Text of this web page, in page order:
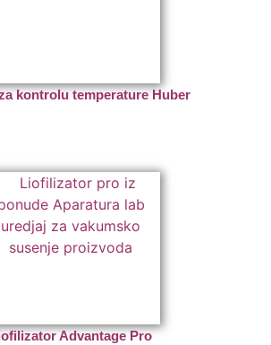
kontrolu temperature Huber
Advantage Pro